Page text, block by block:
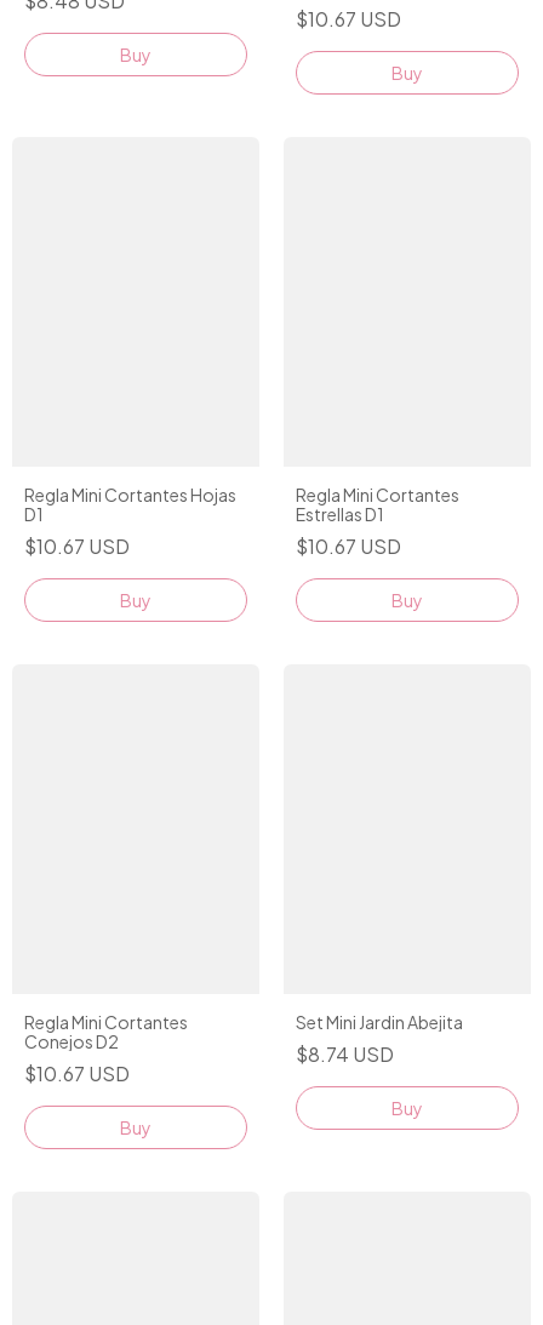
$10.67 USD
Regla Mini Cortantes Hojas
D1
$10.67 USD
Regla Mini Cortantes
Estrellas D1
$10.67 USD
Regla Mini Cortantes
Conejos D2
$10.67 USD
Set Mini Jardin Abejita
$8.74 USD
Buy